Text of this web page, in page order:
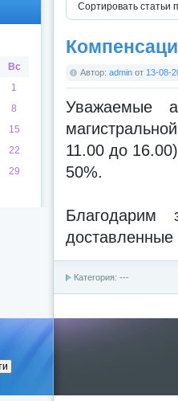
Сортировать статьи
Автор: admin от 13-08-
Уважаемые
11.00 до
50%.
доставленные
Категория: ---
кален
Вс
1
8
15
22
29